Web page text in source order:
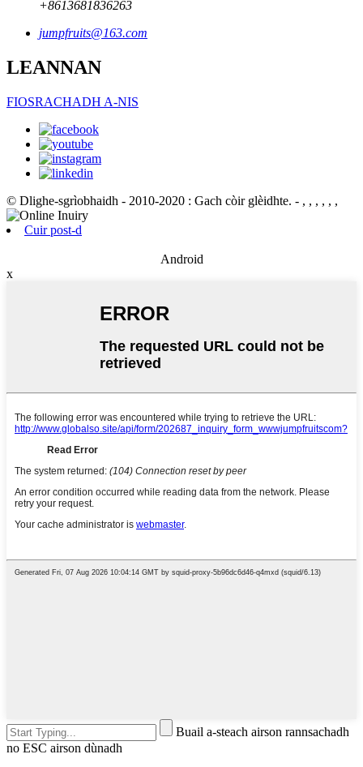
+8613681836263
jumpfruits@163.com
LEANNAN
FIOSRACHADH A-NIS
© Dlighe-sgrìobhaidh - 2010-2020 : Gach còir glèidhte. - , , , , , ,
Cuir post-d
Android
x
Buail a-steach airson rannsachadh
no ESC airson dùnadh